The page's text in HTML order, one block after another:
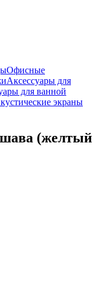
Офисные
Аксессуары для
для ванной
экраны
(желтый